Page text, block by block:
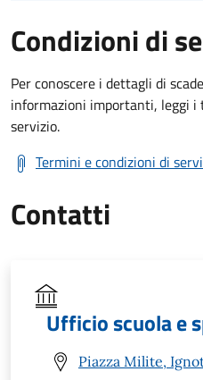
Condizioni di
Per conoscere i dettagli di
informazioni importanti, leggi i
servizio.
Termini e condizioni di
Contatti
Ufficio scuola e
Piazza Milite,